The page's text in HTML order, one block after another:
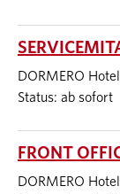
DORMERO
Status: ab sofort
FRONT
DORMERO